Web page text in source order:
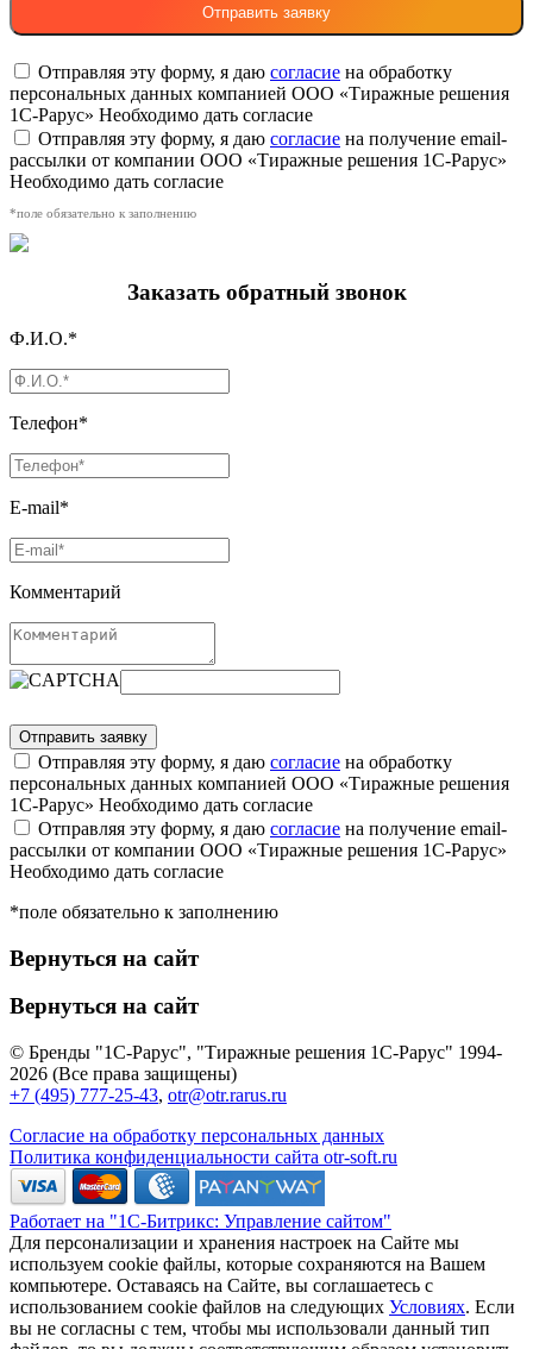
Отправляя эту форму, я даю согласие на обработку
персональных данных компанией ООО «Тиражные решения
1С-Рарус» Необходимо дать согласие
Отправляя эту форму, я даю согласие на получение email-
рассылки от компании ООО «Тиражные решения 1С-Рарус»
Необходимо дать согласие
*поле обязательно к заполнению
Заказать обратный звонок
Ф.И.О.*
Телефон*
E-mail*
Комментарий
Отправляя эту форму, я даю согласие на обработку
персональных данных компанией ООО «Тиражные решения
1С-Рарус» Необходимо дать согласие
Отправляя эту форму, я даю согласие на получение email-
рассылки от компании ООО «Тиражные решения 1С-Рарус»
Необходимо дать согласие
*поле обязательно к заполнению
Вернуться на сайт
Вернуться на сайт
© Бренды "1С-Рарус", "Тиражные решения 1С-Рарус" 1994-
2026 (Все права защищены)
+7 (495) 777-25-43, otr@otr.rarus.ru
Согласие на обработку персональных данных
Политика конфиденциальности сайта otr-soft.ru
Работает на "1С-Битрикс: Управление сайтом"
Для персонализации и хранения настроек на Сайте мы
используем cookie файлы, которые сохраняются на Вашем
компьютере. Оставаясь на Сайте, вы соглашаетесь с
использованием cookie файлов на следующих Условиях. Если
вы не согласны с тем, чтобы мы использовали данный тип